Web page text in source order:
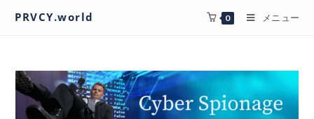
PRVCY.world 0 メニュー